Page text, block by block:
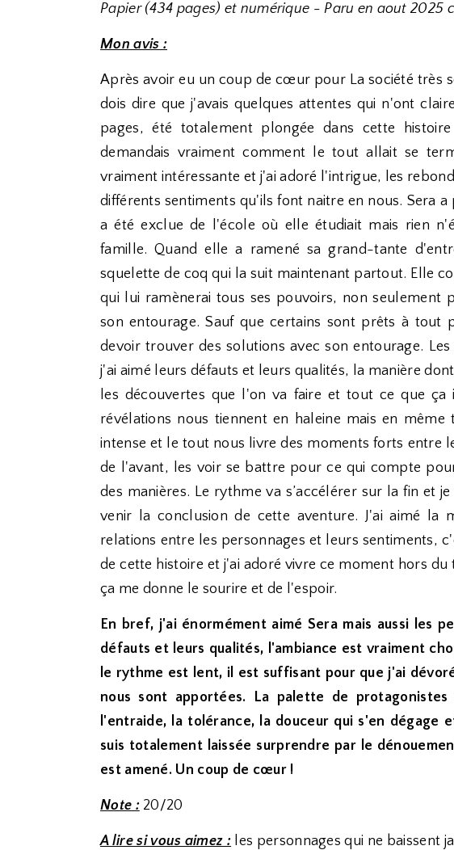
Papier (434 pages) et numérique - Paru en aout 2025
Mon avis :
Après avoir eu un coup de cœur pour La société très
dois dire que j'avais quelques attentes qui n'ont
pages, été totalement plongée dans cette
demandais vraiment comment le tout allait se
vraiment intéressante et j'ai adoré l'intrigue, les
différents sentiments qu'ils font naitre en nous. Sera
a été exclue de l'école où elle étudiait mais rien
famille. Quand elle a ramené sa grand-tante
squelette de coq qui la suit maintenant partout. Elle
qui lui ramènerai tous ses pouvoirs, non seulement
son entourage. Sauf que certains sont prêts à
devoir trouver des solutions avec son entourage.
j'ai aimé leurs défauts et leurs qualités, la manière
les découvertes que l'on va faire et tout ce que
révélations nous tiennent en haleine mais en
intense et le tout nous livre des moments forts entre
de l'avant, les voir se battre pour ce qui compte
des manières. Le rythme va s’accélérer sur la fin et
venir la conclusion de cette aventure. J'ai aimé la
relations entre les personnages et leurs sentiments,
de cette histoire et j'ai adoré vivre ce moment hors
ça me donne le sourire et de l'espoir.
En bref, j'ai énormément aimé Sera mais aussi les
défauts et leurs qualités, l'ambiance est vraiment
le rythme est lent, il est suffisant pour que j'ai
nous sont apportées. La palette de
l'entraide, la tolérance, la douceur qui s'en dégage
suis totalement laissée surprendre par le
est amené. Un coup de cœur !
Note :20/20
A lire si vous aimez : les personnages qui ne baissent